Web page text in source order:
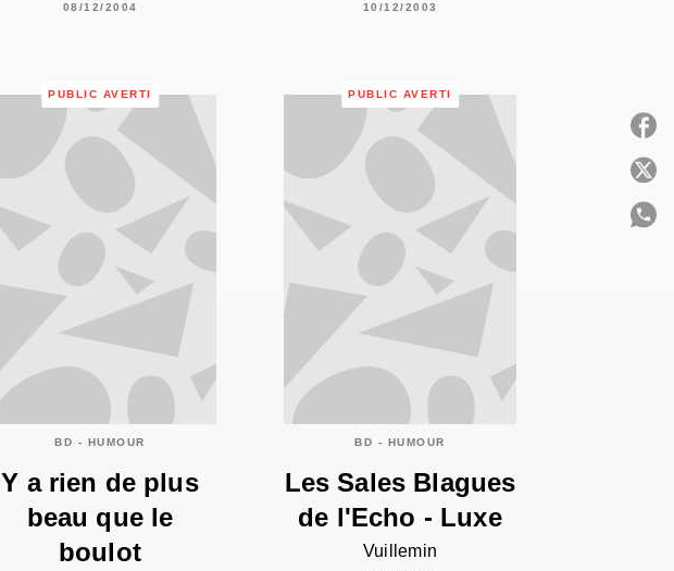
08/12/2004 10/12/2003
PUBLIC AVERTI
BD - HUMOUR
Y a rien de plus
beau que le
boulot
PUBLIC AVERTI
BD - HUMOUR
Les Sales Blagues
de l'Echo - Luxe
Vuillemin